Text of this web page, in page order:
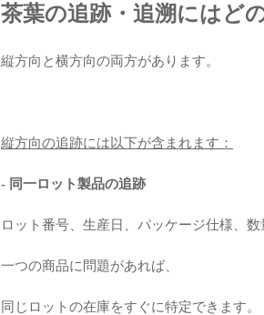
茶葉の追跡・追溯にはど
縦方向と横方向の両方があります。
縦方向の追跡には以下が含まれます：
- 同一ロット製品の追跡
ロット番号、生産日、パッケージ仕様、数
一つの商品に問題があれば、
同じロットの在庫をすぐに特定できます。